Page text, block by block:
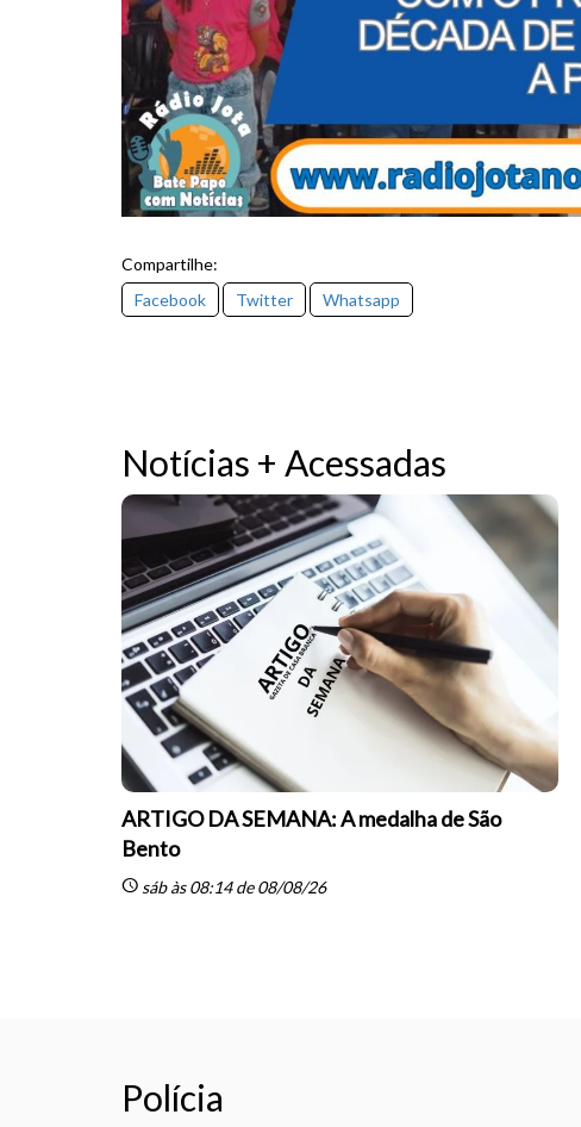
Compartilhe:
Facebook
Twitter Whatsapp
Notícias + Acessadas
ARTIGO DA SEMANA: A medalha de São
Bento
schedule sáb às 08:14 de 08/08/26
Polícia